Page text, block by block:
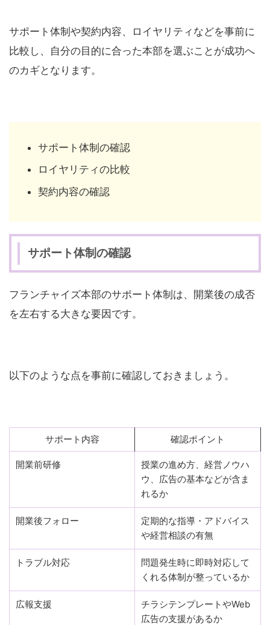
サポート体制や契約内容、ロイヤリティなどを事前に
比較し、自分の目的に合った本部を選ぶことが成功へ
のカギとなります。
サポート体制の確認
ロイヤリティの比較
契約内容の確認
サポート体制の確認
フランチャイズ本部のサポート体制は、開業後の成否
を左右する大きな要因です。
以下のような点を事前に確認しておきましょう。
サポート内容 確認ポイント
開業前研修
授業の進め方、経営ノウハ
ウ、広告の基本などが含ま
れるか
開業後フォロー
定期的な指導・アドバイス
や経営相談の有無
トラブル対応
問題発生時に即時対応して
くれる体制が整っているか
広報支援
チラシテンプレートやWeb
広告の支援があるか